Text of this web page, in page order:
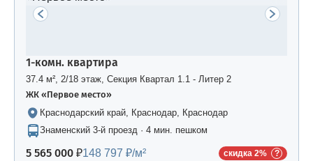
1-комн. квартира
37.4 м², 2/18 этаж, Секция Квартал 1.1 - Литер 2
ЖК «Первое место»
Краснодарский край, Краснодар, Краснодар
Знаменский 3-й проезд · 4 мин. пешком
5 565 000 ₽148 797 ₽/м² скидка 2%